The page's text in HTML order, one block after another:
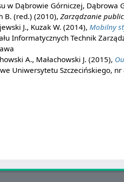
w Dąbrowie Górniczej, Dąbrowa
B. (red.) (2010), Zarządzanie
J., Kuzak W. (2014), Mobilny
Informatycznych Technik
A., Małachowski J. (2015),
Uniwersytetu Szczecińskiego, nr